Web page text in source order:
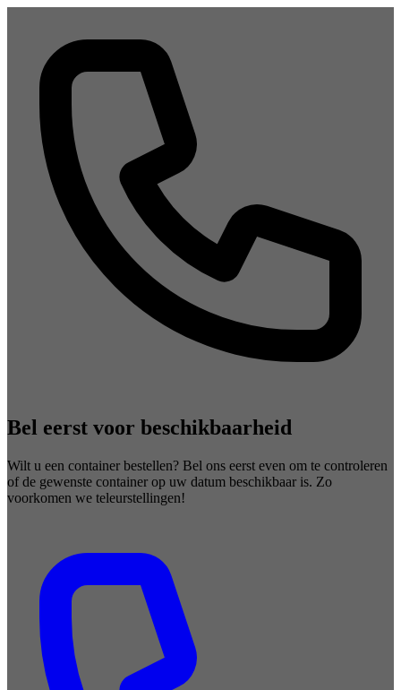
Bel eerst voor beschikbaarheid
Wilt u een container bestellen? Bel ons eerst even om te controleren
of de gewenste container op uw datum beschikbaar is. Zo
voorkomen we teleurstellingen!